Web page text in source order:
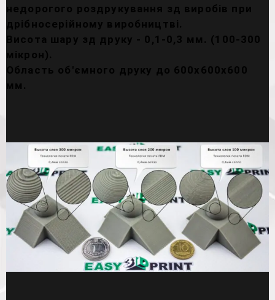
недорогого роздрукування зд виробів при
дрібносерійному виробництві.
Висота шару зд друку - 0,1-0,3 мм. (100-300
мікрон).
Область об'ємного друку до 600х600х600
мм.